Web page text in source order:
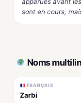
apparues avant
sont en cours,
Noms
FRANÇAIS
Zarbi